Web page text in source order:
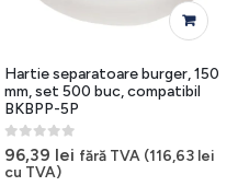
Hartie separatoare burger, 150
mm, set 500 buc, compatibil
BKBPP-5P
0out of 5
96,39 lei fără TVA (116,63 lei
cu TVA)